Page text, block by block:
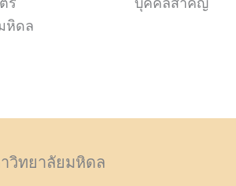
หิดล
วิทยาลัยมหิดล